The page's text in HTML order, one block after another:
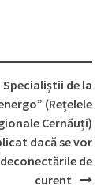
Specialiștii de la
(Rețelele
Cernăuți)
dacă se vor
de
curent